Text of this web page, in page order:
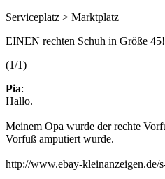
Serviceplatz > Marktplatz
EINEN rechten Schuh in Größe 45!
(1/1)
Pia:
Hallo.
Meinem Opa wurde der rechte
Vorfuß amputiert wurde.
http://www.ebay-kleinanzeigen.de/